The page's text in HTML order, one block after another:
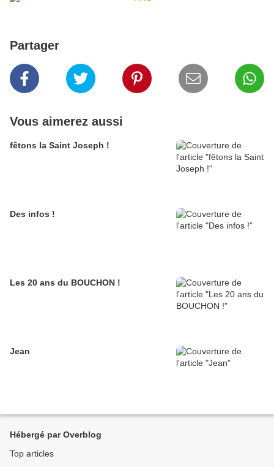
Partager
Vous aimerez aussi
fêtons la Saint Joseph !
Des infos !
Les 20 ans du BOUCHON !
Jean
Hébergé par Overblog
Top articles